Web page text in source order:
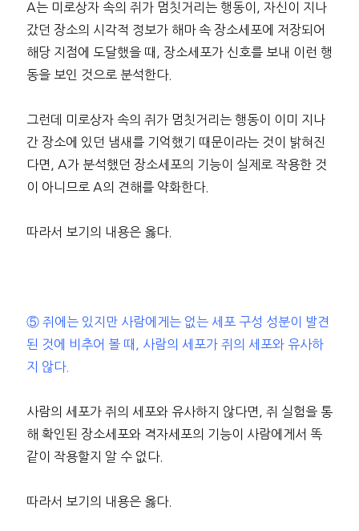
A는 미로상자 속의 쥐가 멈칫거리는 행동이, 자신이 지나
갔던 장소의 시각적 정보가 해마 속 장소세포에 저장되어
해당 지점에 도달했을 때, 장소세포가 신호를 보내 이런 행
동을 보인 것으로 분석한다.
그런데 미로상자 속의 쥐가 멈칫거리는 행동이 이미 지나
간 장소에 있던 냄새를 기억했기 때문이라는 것이 밝혀진
다면, A가 분석했던 장소세포의 기능이 실제로 작용한 것
이 아니므로 A의 견해를 약화한다.
따라서 보기의 내용은 옳다.
⑤ 쥐에는 있지만 사람에게는 없는 세포 구성 성분이 발견
된 것에 비추어 볼 때, 사람의 세포가 쥐의 세포와 유사하
지 않다.
사람의 세포가 쥐의 세포와 유사하지 않다면, 쥐 실험을 통
해 확인된 장소세포와 격자세포의 기능이 사람에게서 똑
같이 작용할지 알 수 없다.
따라서 보기의 내용은 옳다.